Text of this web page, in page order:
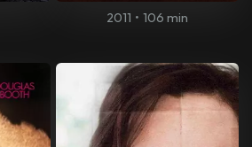
2011 • 106 min